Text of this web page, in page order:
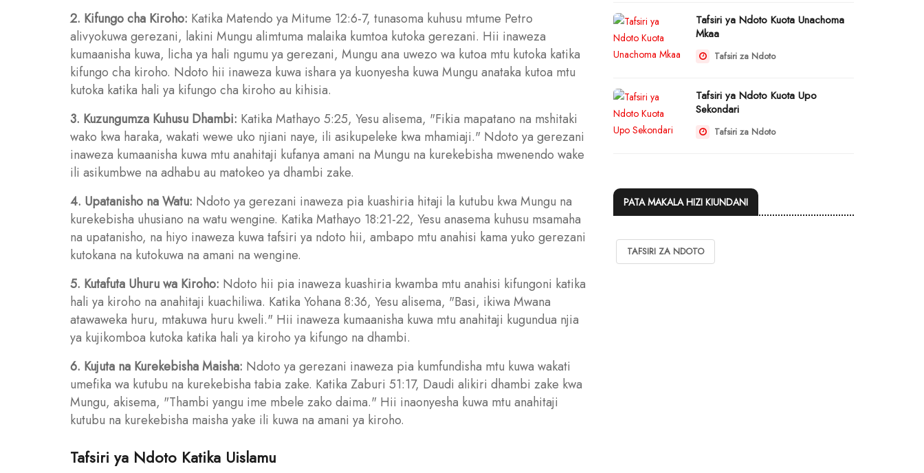
2. Kifungo cha Kiroho: Katika Matendo ya Mitume 12:6-7, tunasoma kuhusu mtume Petro
alivyokuwa gerezani, lakini Mungu alimtuma malaika kumtoa kutoka gerezani. Hii inaweza
kumaanisha kuwa, licha ya hali ngumu ya gerezani, Mungu ana uwezo wa kutoa mtu kutoka katika
kifungo cha kiroho. Ndoto hii inaweza kuwa ishara ya kuonyesha kuwa Mungu anataka kutoa mtu
kutoka katika hali ya kifungo cha kiroho au kihisia.
3. Kuzungumza Kuhusu Dhambi: Katika Mathayo 5:25, Yesu alisema, "Fikia mapatano na mshitaki
wako kwa haraka, wakati wewe uko njiani naye, ili asikupeleke kwa mhamiaji." Ndoto ya gerezani
inaweza kumaanisha kuwa mtu anahitaji kufanya amani na Mungu na kurekebisha mwenendo wake
ili asikumbwe na adhabu au matokeo ya dhambi zake.
4. Upatanisho na Watu: Ndoto ya gerezani inaweza pia kuashiria hitaji la kutubu kwa Mungu na
kurekebisha uhusiano na watu wengine. Katika Mathayo 18:21-22, Yesu anasema kuhusu msamaha
na upatanisho, na hiyo inaweza kuwa tafsiri ya ndoto hii, ambapo mtu anahisi kama yuko gerezani
kutokana na kutokuwa na amani na wengine.
5. Kutafuta Uhuru wa Kiroho: Ndoto hii pia inaweza kuashiria kwamba mtu anahisi kifungoni katika
hali ya kiroho na anahitaji kuachiliwa. Katika Yohana 8:36, Yesu alisema, "Basi, ikiwa Mwana
atawaweka huru, mtakuwa huru kweli." Hii inaweza kumaanisha kuwa mtu anahitaji kugundua njia
ya kujikomboa kutoka katika hali ya kiroho ya kifungo na dhambi.
6. Kujuta na Kurekebisha Maisha: Ndoto ya gerezani inaweza pia kumfundisha mtu kuwa wakati
umefika wa kutubu na kurekebisha tabia zake. Katika Zaburi 51:17, Daudi alikiri dhambi zake kwa
Mungu, akisema, "Thambi yangu ime mbele zako daima." Hii inaonyesha kuwa mtu anahitaji
kutubu na kurekebisha maisha yake ili kuwa na amani ya kiroho.
Tafsiri ya Ndoto Katika Uislamu
Tafsiri ya Ndoto Kuota Unachoma
Mkaa
Tafsiri za Ndoto
Tafsiri ya Ndoto Kuota Upo
Sekondari
Tafsiri za Ndoto
PATA MAKALA HIZI KIUNDANI
TAFSIRI ZA NDOTO